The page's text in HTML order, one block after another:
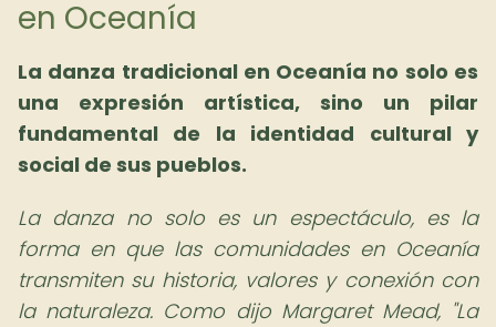
en Oceanía
La danza tradicional en Oceanía no solo es
una expresión artística, sino un pilar
fundamental de la identidad cultural y
social de sus pueblos.
La danza no solo es un espectáculo, es la
forma en que las comunidades en Oceanía
transmiten su historia, valores y conexión con
la naturaleza. Como dijo Margaret Mead, "La